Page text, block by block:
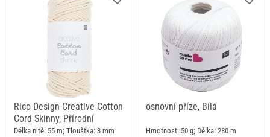
Rico Design Creative Cotton
Cord Skinny, Přírodní
Délka nitě: 55 m; Tloušťka: 3 mm
osnovní příze, Bílá
Hmotnost: 50 g; Délka: 280 m